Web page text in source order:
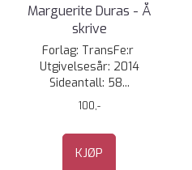
Marguerite Duras - Å
skrive
Forlag: TransFe:r
Utgivelsesår: 2014
Sideantall: 58...
100,-
KJØP